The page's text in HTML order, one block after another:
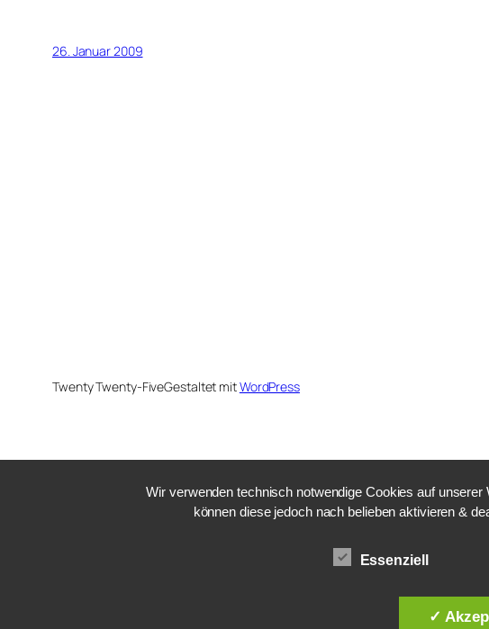
26. Januar 2009
Twenty Twenty-FiveGestaltet mitWordPress
Wir verwenden technisch notwendige Cookies auf
können diese jedoch nach belieben aktivieren &
Essenziell
✓